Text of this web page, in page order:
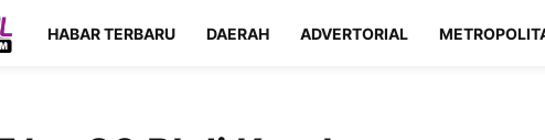
HABAR TERBARU DAERAH ADVERTORIAL